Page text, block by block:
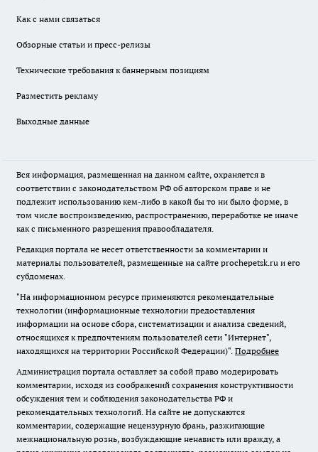
Как с нами связаться
Обзорные статьи и пресс-релизы
Технические требования к баннерным позициям
Разместить рекламу
Выходные данные
Вся информация, размещенная на данном сайте, охраняется в
соответствии с законодательством РФ об авторском праве и не
подлежит использованию кем-либо в какой бы то ни было форме, в
том числе воспроизведению, распространению, переработке не иначе
как с письменного разрешения правообладателя.
Редакция портала не несет ответственности за комментарии и
материалы пользователей, размещенные на сайте prochepetsk.ru и его
субдоменах.
"На информационном ресурсе применяются рекомендательные
технологии (информационные технологии предоставления
информации на основе сбора, систематизации и анализа сведений,
относящихся к предпочтениям пользователей сети "Интернет",
находящихся на территории Российской Федерации)". Подробнее
Администрация портала оставляет за собой право модерировать
комментарии, исходя из соображений сохранения конструктивности
обсуждения тем и соблюдения законодательства РФ и
рекомендательных технологий. На сайте не допускаются
комментарии, содержащие нецензурную брань, разжигающие
межнациональную рознь, возбуждающие ненависть или вражду, а